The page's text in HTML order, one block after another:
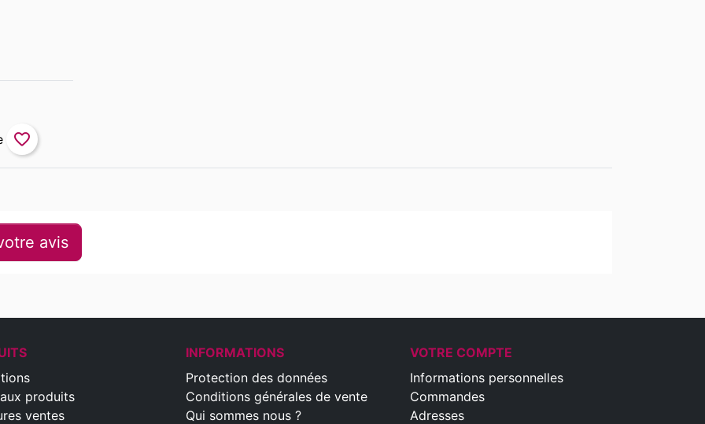
favorite_border
avis
produits
ventes
INFORMATIONS
Protection des données
Conditions générales de vente
Qui sommes nous ?
VOTRE COMPTE
Informations personnelles
Commandes
Adresses